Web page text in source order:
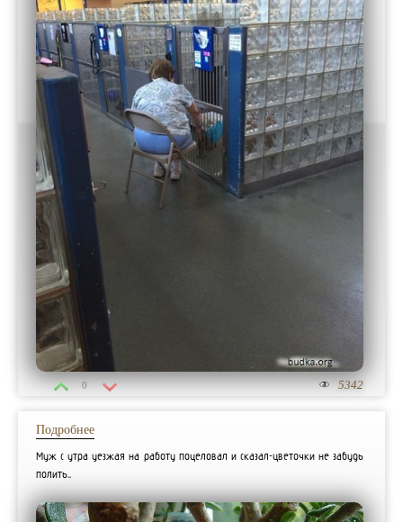
5342
0
Подробнее
Муж с утра уезжая на работу поцеловал и сказал-цветочки не забудь
полить..